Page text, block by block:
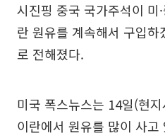
시진핑 중국 국가주석이 미
란 원유를 계속해서 구입
로 전해졌다.
미국 폭스뉴스는 14일(현
이란에서 원유를 많이 사